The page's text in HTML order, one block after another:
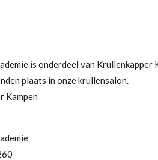
is onderdeel van Krullenkapper
plaats in onze krullensalon.
Kampen